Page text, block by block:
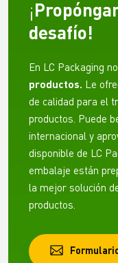
¡
desafío!
En LC Packaging
productos. Le
de calidad para el
productos. Puede
internacional y
disponible de LC
embalaje están
la mejor solución
productos.